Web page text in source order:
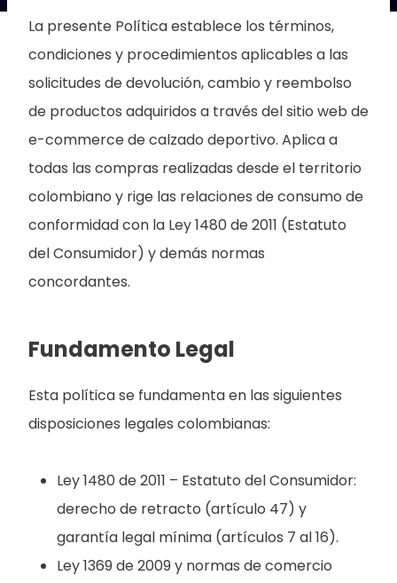
La presente Política establece los términos,
condiciones y procedimientos aplicables a las
solicitudes de devolución, cambio y reembolso
de productos adquiridos a través del sitio web de
e-commerce de calzado deportivo. Aplica a
todas las compras realizadas desde el territorio
colombiano y rige las relaciones de consumo de
conformidad con la Ley 1480 de 2011 (Estatuto
del Consumidor) y demás normas
concordantes.
Fundamento Legal
Esta política se fundamenta en las siguientes
disposiciones legales colombianas:
Ley 1480 de 2011 – Estatuto del Consumidor:
derecho de retracto (artículo 47) y
garantía legal mínima (artículos 7 al 16).
Ley 1369 de 2009 y normas de comercio